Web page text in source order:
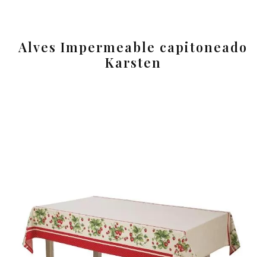
Alves Impermeable capitoneado
Karsten